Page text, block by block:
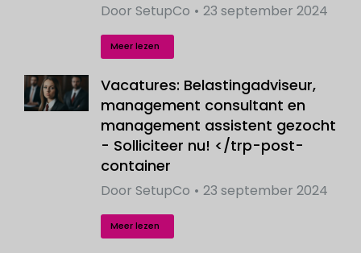
Door SetupCo 23 september 2024
Meer lezen
Vacatures: Belastingadviseur,
management consultant en
management assistent gezocht
- Solliciteer nu! </trp-post-
container
Door SetupCo 23 september 2024
Meer lezen